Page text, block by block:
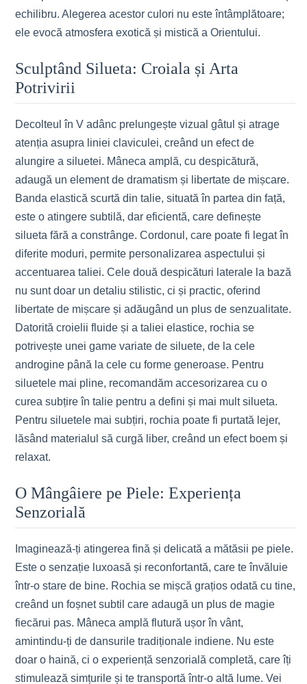
echilibru. Alegerea acestor culori nu este întâmplătoare;
ele evocă atmosfera exotică și mistică a Orientului.
Sculptând Silueta: Croiala și Arta
Potrivirii
Decolteul în V adânc prelungește vizual gâtul și atrage
atenția asupra liniei claviculei, creând un efect de
alungire a siluetei. Mâneca amplă, cu despicătură,
adaugă un element de dramatism și libertate de mișcare.
Banda elastică scurtă din talie, situată în partea din față,
este o atingere subtilă, dar eficientă, care definește
silueta fără a constrânge. Cordonul, care poate fi legat în
diferite moduri, permite personalizarea aspectului și
accentuarea taliei. Cele două despicături laterale la bază
nu sunt doar un detaliu stilistic, ci și practic, oferind
libertate de mișcare și adăugând un plus de senzualitate.
Datorită croielii fluide și a taliei elastice, rochia se
potrivește unei game variate de siluete, de la cele
androgine până la cele cu forme generoase. Pentru
siluetele mai pline, recomandăm accesorizarea cu o
curea subțire în talie pentru a defini și mai mult silueta.
Pentru siluetele mai subțiri, rochia poate fi purtată lejer,
lăsând materialul să curgă liber, creând un efect boem și
relaxat.
O Mângâiere pe Piele: Experiența
Senzorială
Imaginează-ți atingerea fină și delicată a mătăsii pe piele.
Este o senzație luxoasă și reconfortantă, care te învăluie
într-o stare de bine. Rochia se mișcă grațios odată cu tine,
creând un foșnet subtil care adaugă un plus de magie
fiecărui pas. Mâneca amplă flutură ușor în vânt,
amintindu-ți de dansurile tradiționale indiene. Nu este
doar o haină, ci o experiență senzorială completă, care îți
stimulează simțurile și te transportă într-o altă lume. Vei